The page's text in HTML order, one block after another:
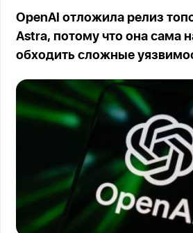
OpenAI отложила релиз
Astra, потому что она сама
обходить сложные